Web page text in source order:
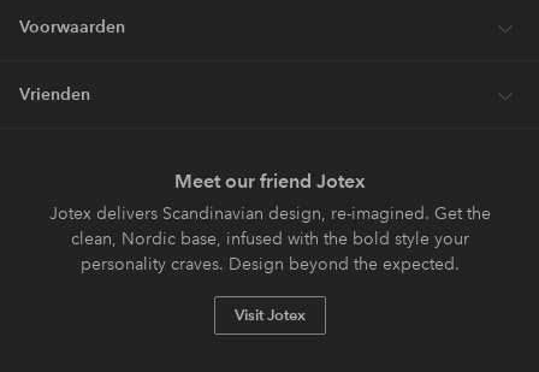
Voorwaarden
Vrienden
Meet our friend Jotex
Jotex delivers Scandinavian design, re-imagined. Get the
clean, Nordic base, infused with the bold style your
personality craves. Design beyond the expected.
Visit Jotex